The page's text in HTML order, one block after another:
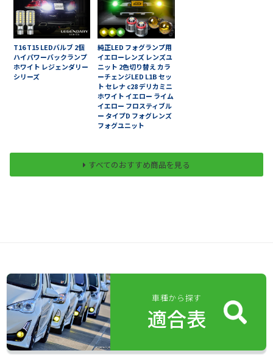
T16 T15 LEDバルブ 2個
ハイパワーバックランプ
ホワイト レジェンダリー
シリーズ
純正LED フォグランプ用
イエローレンズ レンズユ
ニット 2色切り替え カラ
ーチェンジLED L1B セッ
ト セレナ c28 デリカミニ
ホワイト イエロー ライム
イエロー フロスティブル
ー タイプD フォグレンズ
フォグユニット
すべてのおすすめ商品を見る
車種から探す
適合表